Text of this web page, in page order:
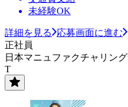
未経験OK
詳細を見る
応募画面に進む
正社員
日本マニュファクチャリン
T